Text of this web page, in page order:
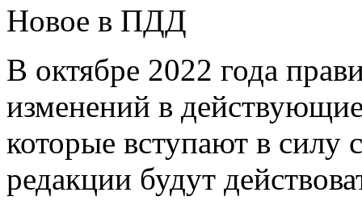
Новое в ПДД
В октябре 2022 года
изменений в
которые вступают в
редакции будут